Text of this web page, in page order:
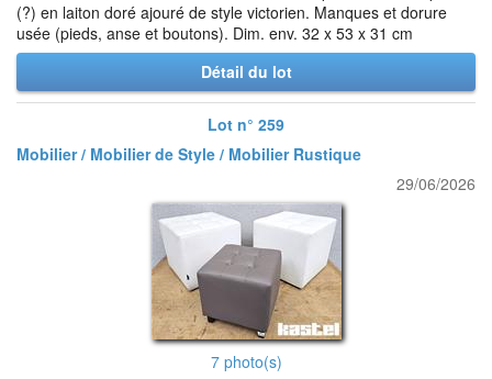
(?) en laiton doré ajouré de style victorien. Manques et dorure
usée (pieds, anse et boutons). Dim. env. 32 x 53 x 31 cm
Détail du lot
Lot n° 259
Mobilier / Mobilier de Style / Mobilier Rustique
29/06/2026
7 photo(s)